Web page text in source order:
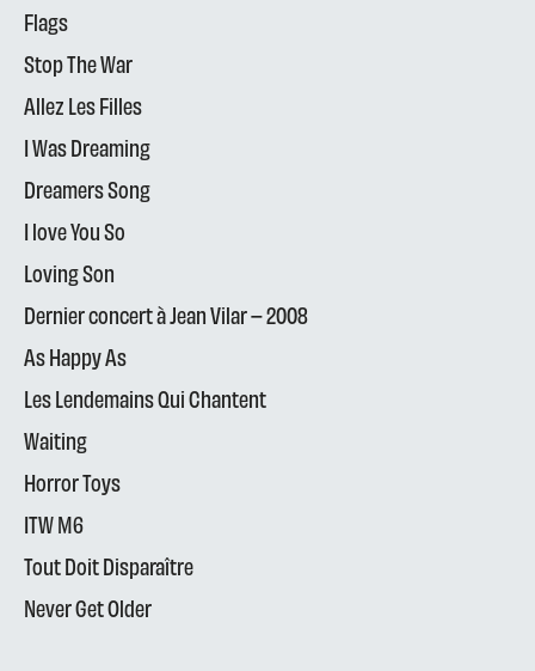
Flags
Stop The War
Allez Les Filles
I Was Dreaming
Dreamers Song
I love You So
Loving Son
Dernier concert à Jean Vilar – 2008
As Happy As
Les Lendemains Qui Chantent
Waiting
Horror Toys
ITW M6
Tout Doit Disparaître
Never Get Older